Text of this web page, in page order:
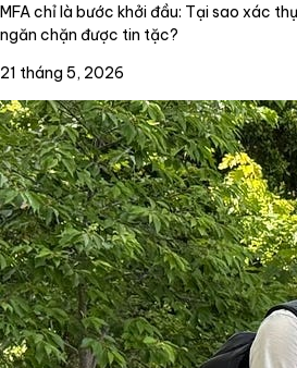
MFA chỉ là bước khởi đầu: Tại sao xác
ngăn chặn được tin tặc?
21 tháng 5, 2026